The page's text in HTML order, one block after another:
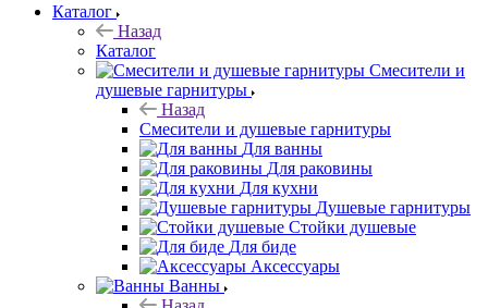
Каталог
Назад
Каталог
Смесители и
душевые гарнитуры
Назад
Смесители и душевые гарнитуры
Для ванны
Для раковины
Для кухни
Душевые гарнитуры
Стойки душевые
Для биде
Аксессуары
Ванны